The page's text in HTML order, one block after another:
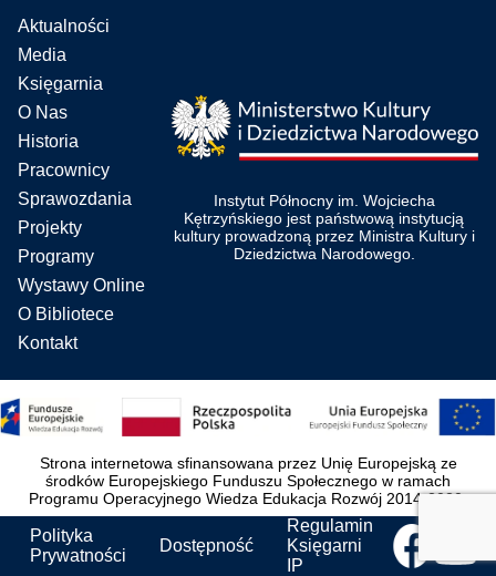
Aktualności
Media
Księgarnia
O Nas
Historia
Pracownicy
Sprawozdania
Projekty
Programy
Wystawy Online
O Bibliotece
Kontakt
Instytut Północny im. Wojciecha
Kętrzyńskiego jest państwową instytucją
kultury prowadzoną przez Ministra Kultury i
Dziedzictwa Narodowego.
Strona internetowa sfinansowana przez Unię Europejską ze
środków Europejskiego Funduszu Społecznego w ramach
Programu Operacyjnego Wiedza Edukacja Rozwój 2014-2020.
Polityka
Prywatności
Dostępność
Regulamin
Księgarni
IP